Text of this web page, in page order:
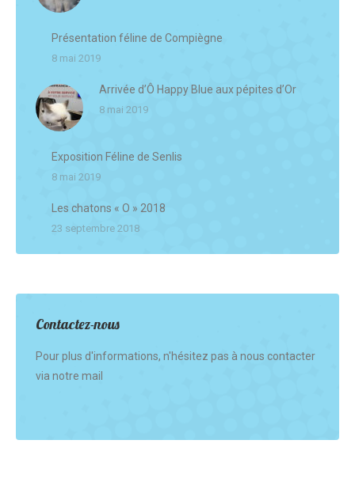
Présentation féline de Compiègne
8 mai 2019
Arrivée d’Ô Happy Blue aux pépites d’Or
8 mai 2019
Exposition Féline de Senlis
8 mai 2019
Les chatons « O » 2018
23 septembre 2018
Contactez-nous
Pour plus d'informations, n'hésitez pas à nous contacter
via notre mail